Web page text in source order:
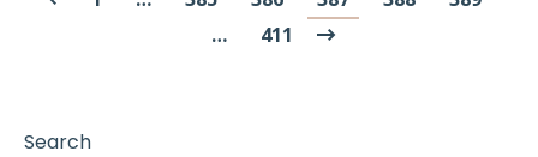
…
411
Search